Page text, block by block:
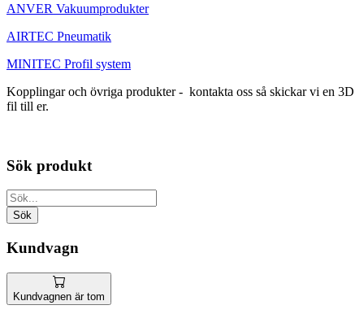
ANVER Vakuumprodukter
AIRTEC Pneumatik
MINITEC Profil system
Kopplingar och övriga produkter - kontakta oss så skickar vi en 3D
fil till er.
Sök produkt
Kundvagn
Kundvagnen är tom